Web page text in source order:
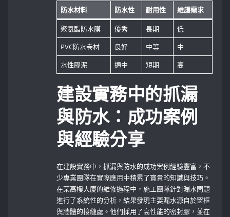
防水材料 防水性 耐用性 維護需求
聚氨酯防水膜 優秀 長期
低
PVC防水卷材
良好 中等
中
水性膠泥
適中 短期 高
建設實務中的抓漏
與防水：成功案例
與經驗分享
在建設實務中，抓漏與防水的成功案例經驗豐富，不
少專業團隊在實際應用中積累了寶貴的知識與技巧。
在某高樓大廈的維修過程中，施工團隊針對漏水問題
進行了系統性的分析，結果發現主要漏水源自於窗框
與牆體的接縫處。他們採用了高性能的密封膠，並在